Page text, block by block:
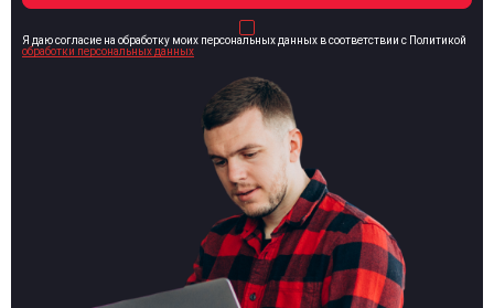
Я даю согласие на обработку моих персональных данных в соответствии с Политикой
обработки персональных данных